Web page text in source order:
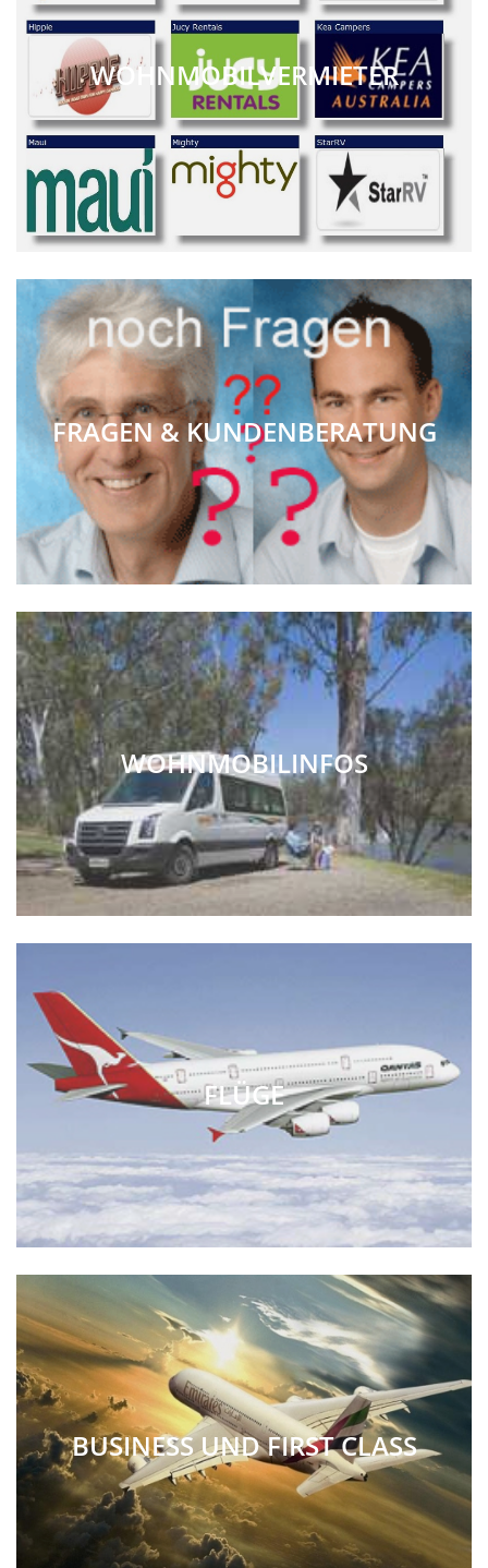
WOHNMOBILVERMIETER
FRAGEN & KUNDENBERATUNG
WOHNMOBILINFOS
FLÜGE
BUSINESS UND FIRST CLASS